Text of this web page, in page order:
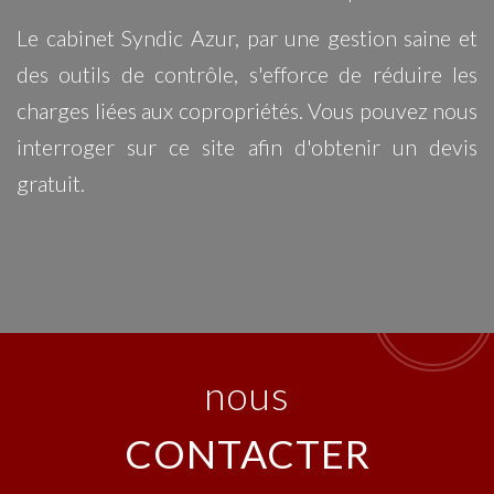
Le cabinet Syndic Azur, par une gestion saine et
des outils de contrôle, s'efforce de réduire les
charges liées aux copropriétés. Vous pouvez nous
interroger sur ce site afin d'obtenir un devis
gratuit.
nous
CONTACTER